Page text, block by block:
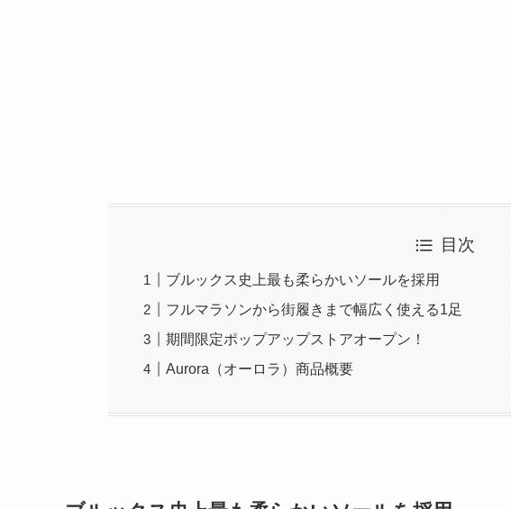
目次
ブルックス史上最も柔らかいソールを採用
フルマラソンから街履きまで幅広く使える1足
期間限定ポップアップストアオープン！
Aurora（オーロラ）商品概要